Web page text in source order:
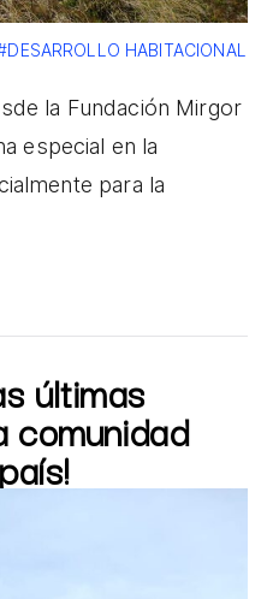
HABITACIONAL
la Fundación Mirgor
especial en la
para la
últimas
comunidad